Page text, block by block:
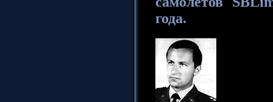
года.